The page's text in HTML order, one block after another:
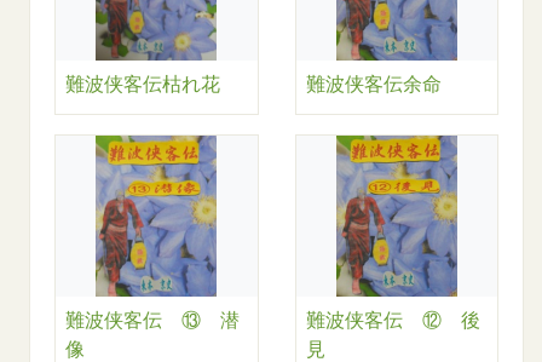
難波侠客伝枯れ花 難波侠客伝余命
難波侠客伝 ⑬ 潜
像
難波侠客伝 ⑫ 後
見